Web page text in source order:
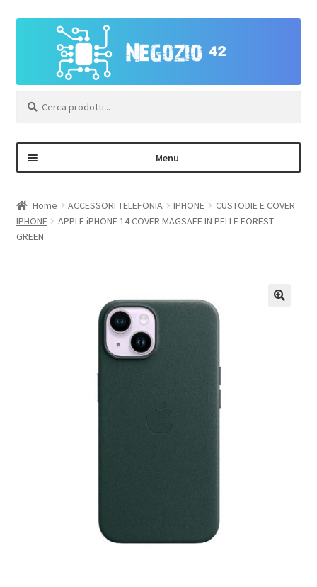
navigazione
contenuto
Menu
Area Personale – Registrazione
Home ACCESSORI TELEFONIA IPHONE
CUSTODIE E COVER
IPHONE
APPLE iPHONE 14 COVER MAGSAFE IN PELLE FOREST
GREEN